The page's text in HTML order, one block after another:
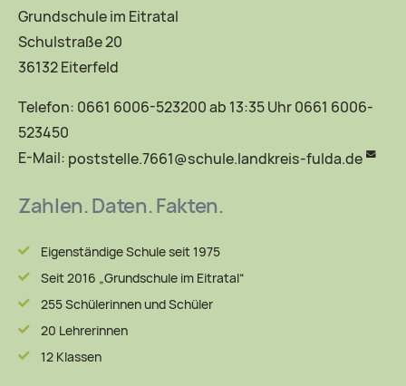
Grundschule im Eitratal
Schulstraße 20
36132 Eiterfeld
Telefon: 0661 6006-523200 ab 13:35 Uhr 0661 6006-
523450
E-Mail: poststelle.7661@schule.landkreis-fulda.de
Zahlen. Daten. Fakten.
Eigenständige Schule seit 1975
Seit 2016 „Grundschule im Eitratal“
255 Schülerinnen und Schüler
20 Lehrerinnen
12 Klassen